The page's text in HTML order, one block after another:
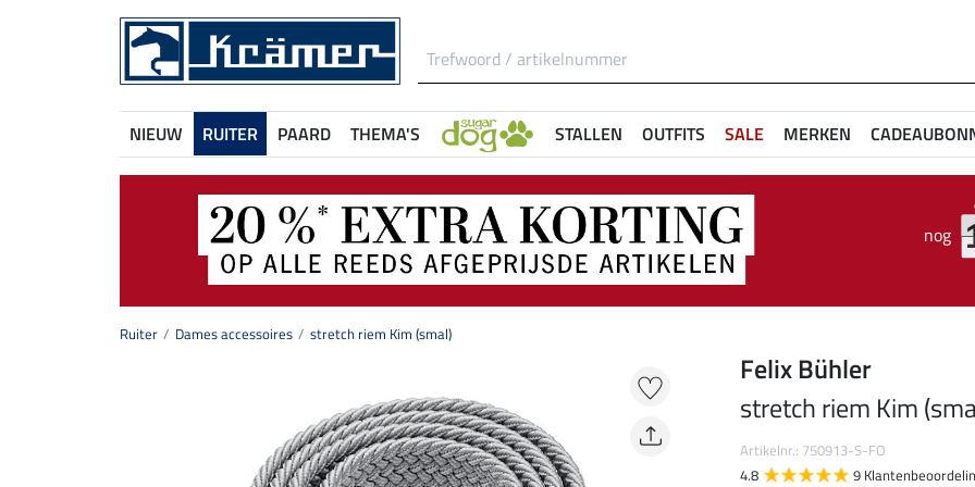
NIEUW RUITER PAARD THEMA'S STALLEN OUTFITS SALE MERKEN
nog
Ruiter Dames accessoires stretch riem Kim (smal)
Felix Bühler
stretch riem Kim
Artikelnr.: 750913-S-FO
4.8
9